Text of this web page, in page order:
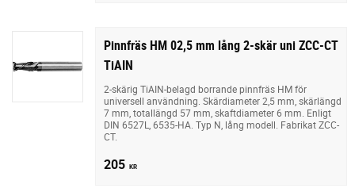
Pinnfräs HM 02,5 mm lång 2-skär uni ZCC-CT
TiAIN
2-skärig TiAIN-belagd borrande pinnfräs HM för
universell användning. Skärdiameter 2,5 mm, skärlängd
7 mm, totallängd 57 mm, skaftdiameter 6 mm. Enligt
DIN 6527L, 6535-HA. Typ N, lång modell. Fabrikat ZCC-
CT.
205 KR